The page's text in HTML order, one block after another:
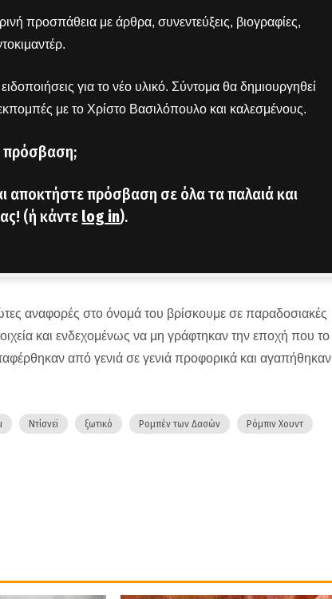
προσπάθεια με άρθρα, συνεντεύξεις, βιογραφίες,
για το νέο υλικό. Σύντομα θα δημιουργηθεί
με το Χρίστο Βασιλόπουλο και καλεσμένους.
πρόσβαση;
αποκτήστε πρόσβαση σε όλα τα παλαιά και
(ή κάντε log in).
αναφορές στο όνομά του βρίσκουμε σε παραδοσιακές
και ενδεχομένως να μη γράφτηκαν την εποχή που το
από γενιά σε γενιά προφορικά και αγαπήθηκαν
Ντίσνεϊ ξωτικό Ρομπέν των Δασών
Ρόμπιν Χουντ